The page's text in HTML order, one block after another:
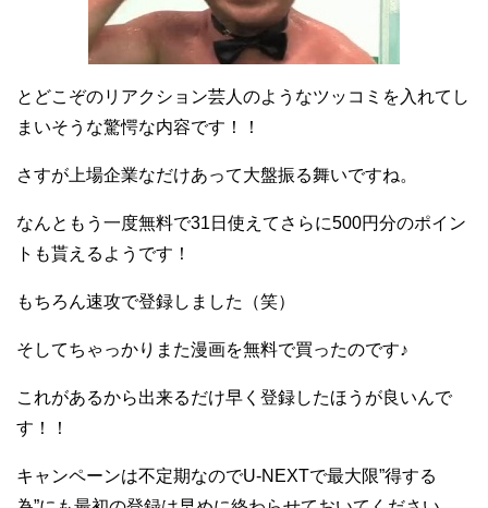
とどこぞのリアクション芸人のようなツッコミを入れてし
まいそうな驚愕な内容です！！
さすが上場企業なだけあって大盤振る舞いですね。
なんともう一度無料で31日使えてさらに500円分のポイン
トも貰えるようです！
もちろん速攻で登録しました（笑）
そしてちゃっかりまた漫画を無料で買ったのです♪
これがあるから出来るだけ早く登録したほうが良いんで
す！！
キャンペーンは不定期なのでU-NEXTで最大限”得する